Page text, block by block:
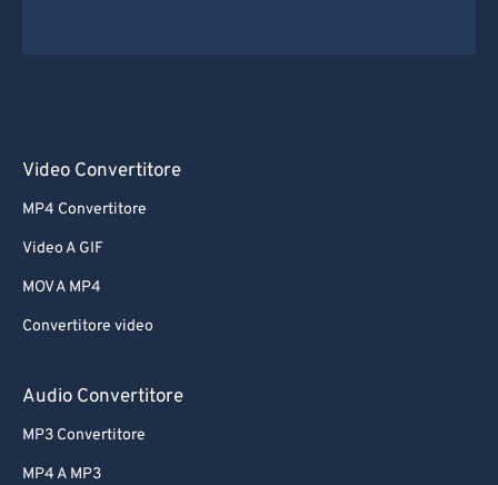
Video Convertitore
MP4 Convertitore
Video A GIF
MOV A MP4
Convertitore video
Audio Convertitore
MP3 Convertitore
MP4 A MP3